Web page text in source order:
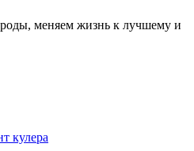
меняем жизнь к лучшему и
кулера